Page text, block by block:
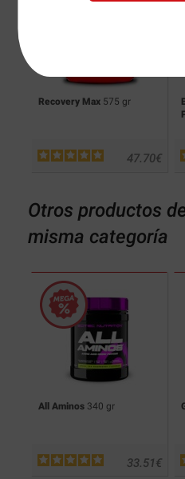
Recovery Max 575 gr
€
47.70
Otros productos
misma categoría
All Aminos 340 gr
€
33.51